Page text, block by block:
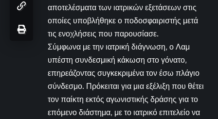
αποτελέσματα των ιατρικών εξετάσεων στις
οποίες υποβλήθηκε ο ποδοσφαιριστής μετά
τις ενοχλήσεις που παρουσίασε.
Σύμφωνα με την ιατρική διάγνωση, ο Λαμ
υπέστη συνδεσμική κάκωση στο γόνατο,
επηρεάζοντας συγκεκριμένα τον έσω πλάγιο
σύνδεσμο. Πρόκειται για μια εξέλιξη που θέτει
τον παίκτη εκτός αγωνιστικής δράσης για το
επόμενο διάστημα, με το ιατρικό επιτελείο να